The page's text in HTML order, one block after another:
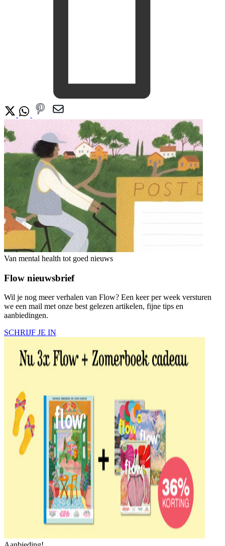
Van mental health tot goed nieuws
Flow nieuwsbrief
Wil je nog meer verhalen van Flow? Een keer per week versturen
we een mail met onze best gelezen artikelen, fijne tips en
aanbiedingen.
SCHRIJF JE IN